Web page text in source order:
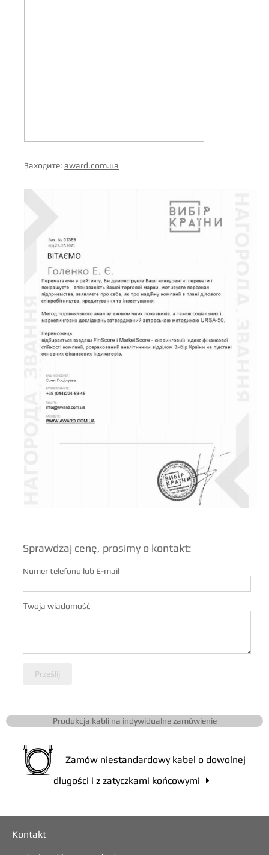
Заходите: award.com.ua
Sprawdzaj cenę, prosimy o kontakt:
Numer telefonu lub E-mail
Twoja wiadomość
Prześlij
Produkcja kabli na indywidualne zamówienie
Zamów niestandardowy kabel o dowolnej
długości i z zatyczkami końcowymi

Kontakt